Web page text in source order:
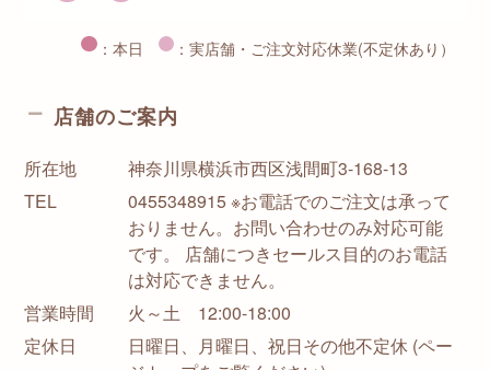
：本日 ：実店舗・ご注文対応休業(不定休あり）
店舗のご案内
所在地
神奈川県横浜市西区浅間町3-168-13
TEL
0455348915 ※お電話でのご注文は承って
おりません。お問い合わせのみ対応可能
です。 店舗につきセールス目的のお電話
は対応できません。
営業時間
火～土 12:00-18:00
定休日
日曜日、月曜日、祝日その他不定休 (ペー